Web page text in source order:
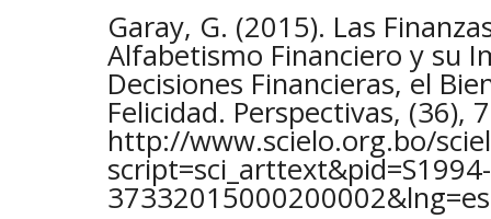
Garay, G. (2015). Las
Alfabetismo Financiero y su
Decisiones Financieras, el
Felicidad. Perspectivas, (36),
http://www.scielo.org.bo/
script=sci_arttext&pid=S1994-